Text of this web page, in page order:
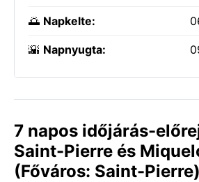
🌅 Napkelte:
🌇 Napnyugta:
7 napos időjárás-
Saint-Pierre és
(Főváros: Saint-Pierre)